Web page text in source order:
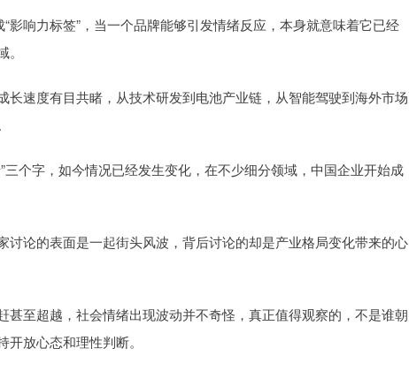
影响力标签”，当一个品牌能够引发情绪反应，本身就意味着它已经
速度有目共睹，从技术研发到电池产业链，从智能驾驶到海外市场
个字，如今情况已经发生变化，在不少细分领域，中国企业开始成
论的表面是一起街头风波，背后讨论的却是产业格局变化带来的心
至超越，社会情绪出现波动并不奇怪，真正值得观察的，不是谁朝
放心态和理性判断。